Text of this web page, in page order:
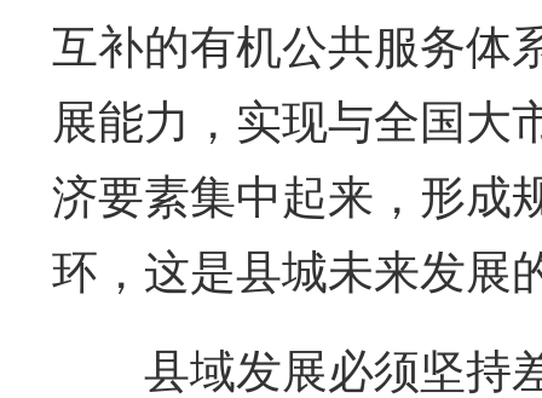
互补的有机公共服务体
展能力，实现与全国大
济要素集中起来，形成
环，这是县城未来发展
县域发展必须坚持差